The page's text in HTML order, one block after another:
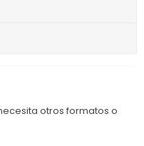
otros formatos o